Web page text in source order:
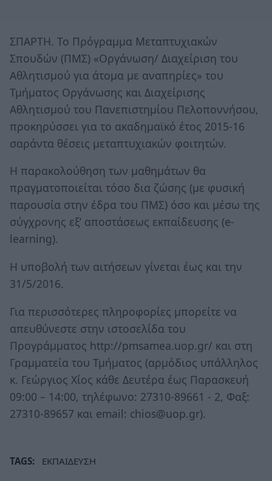
ΣΠΑΡΤΗ. Το Πρόγραμμα Μεταπτυχιακών
Σπουδών (ΠΜΣ) «Οργάνωση/ Διαχείριση του
Αθλητισμού για άτομα με αναπηρίες» του
Τμήματος Οργάνωσης και Διαχείρισης
Αθλητισμού του Πανεπιστημίου Πελοποννήσου,
προκηρύσσει για το ακαδημαϊκό έτος 2015-16
σαράντα θέσεις μεταπτυχιακών φοιτητών.
Η παρακολούθηση των μαθημάτων θα
πραγματοποιείται τόσο δια ζώσης (με φυσική
παρουσία στην έδρα του ΠΜΣ) όσο και μέσω της
σύγχρονης εξ’ αποστάσεως εκπαίδευσης (e-
learning).
Η υποβολή των αιτήσεων γίνεται έως και την
31/5/2016.
Για περισσότερες πληροφορίες μπορείτε να
απευθύνεστε στην ιστοσελίδα του
Προγράμματος http://pmsamea.uop.gr/ και στη
Γραμματεία του Τμήματος (αρμόδιος υπάλληλος
κ. Γεώργιος Χίος κάθε Δευτέρα έως Παρασκευή
09:00 – 14:00, τηλέφωνο: 27310-89661 - 2, Φαξ:
27310-89657 και email: chios@uop.gr).
TAGS: ΕΚΠΑΙΔΕΥΣΗ